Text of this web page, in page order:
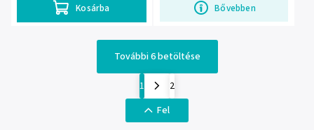
Kosárba Bővebben
További 6 betöltése
1
2
Fel